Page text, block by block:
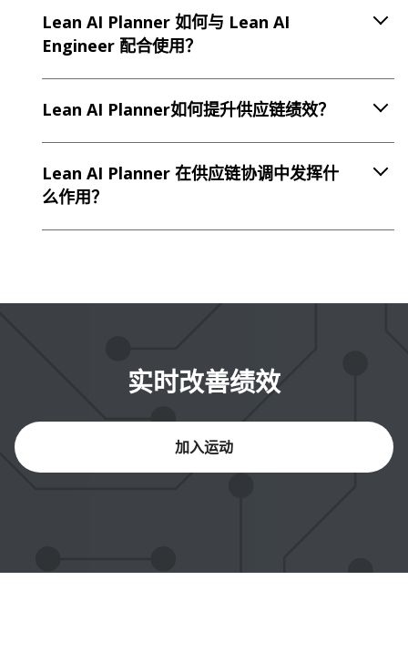
Lean AI Planner 如何与 Lean AI
Engineer 配合使用？
Lean AI Planner如何提升供应链绩效？
Lean AI Planner 在供应链协调中发挥什
么作用？
实时改善绩效
加入运动